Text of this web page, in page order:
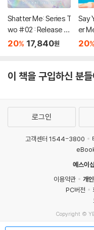
Shatter Me: Series T
wo #02 : Release M
e
20% 17,840원
Say
er
20%
이 책을 구입하신 분
로그인
고객센터 1544-3800
예스이
이용약관
개
PC버전
Copyright ©